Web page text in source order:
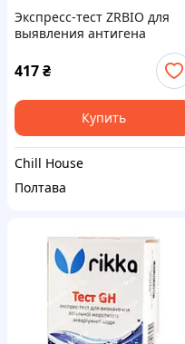
Экспресс-тест ZRBIO для
выявления антигена
котов Fcov Ag
417₴
Купить
Chill House
Полтава